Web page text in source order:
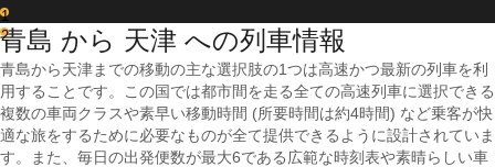
1
2
青島 から 天津 への列車情報
青島から天津までの移動の主な選択肢の1つは高速かつ最新の列車を利
用することです。この国では都市間を走る全ての高速列車に選択できる
複数の車両クラスや素早い移動時間 (所要時間は約4時間) など乗客が快
適な旅をするために必要なものが全て提供できるように設計されていま
す。また、毎日の出発便数が最大6である広範な時刻表や素晴らしい車